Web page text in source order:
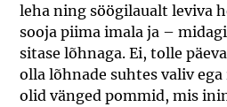
leha ning söögilaualt leviva
sooja piima imala ja –
sitase lõhnaga. Ei, tolle
olla lõhnade suhtes valiv
olid vänged pommid, mis